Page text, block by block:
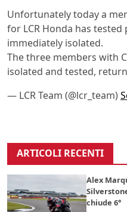
Unfortunately today a
for LCR Honda has
immediately isolated.
The three members with
isolated and tested,
— LCR Team (@lcr_team)
ARTICOLI RECENTI
Alex
chiude 6°